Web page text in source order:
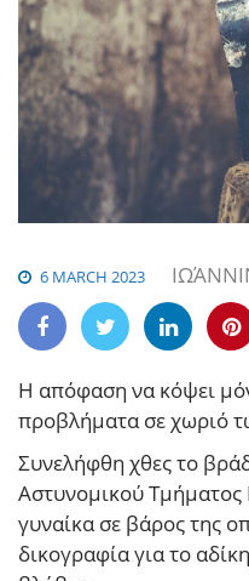
6 MARCH 2023
Η απόφαση να κόψει
προβλήματα σε χωριό
Συνελήφθη χθες το
Αστυνομικού
γυναίκα σε βάρος της
δικογραφία για το